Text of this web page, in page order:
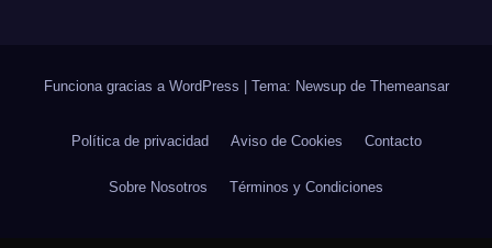
Funciona gracias a WordPress Tema: Newsup de Themeansar
Política de privacidad Aviso de Cookies Contacto
Sobre Nosotros Términos y Condiciones